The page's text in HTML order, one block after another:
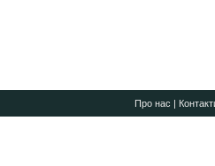
Про нас |